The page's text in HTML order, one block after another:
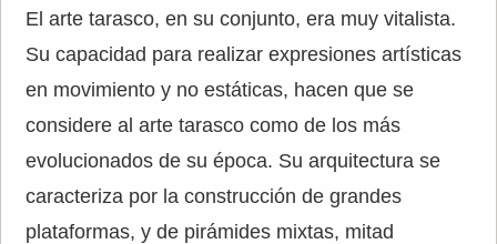
El arte tarasco, en su conjunto, era muy vitalista.
Su capacidad para realizar expresiones artísticas
en movimiento y no estáticas, hacen que se
considere al arte tarasco como de los más
evolucionados de su época. Su arquitectura se
caracteriza por la construcción de grandes
plataformas, y de pirámides mixtas, mitad